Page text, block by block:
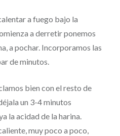
a fuego bajo la
a derretir ponemos
a pochar. Incorporamos las
de minutos.
bien con el resto de
un 3-4 minutos
la acidad de la harina.
muy poco a poco,